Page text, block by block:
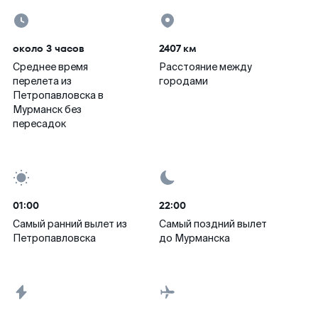
около 3 часов
Среднее время
перелета из
Петропавловска в
Мурманск без
пересадок
2407 км
Расстояние между
городами
01:00
Самый ранний вылет из
Петропавловска
22:00
Самый поздний вылет
до Мурманска